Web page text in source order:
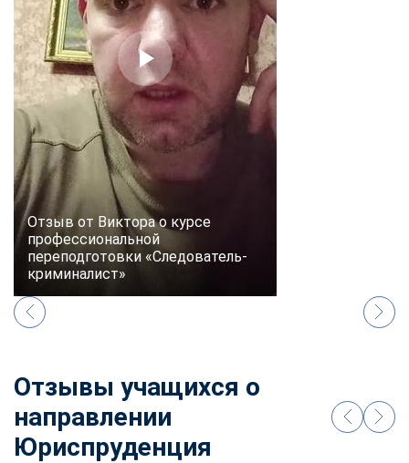
Отзыв от Виктора о курсе
профессиональной
переподготовки «Следователь-
криминалист»
Отзывы учащихся о
направлении
Юриспруденция